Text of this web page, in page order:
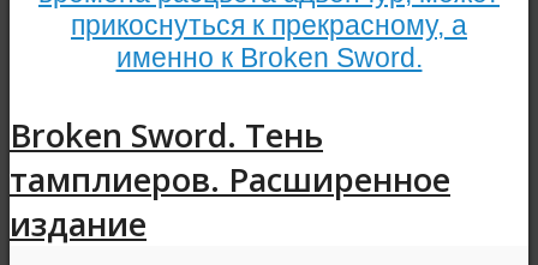
прикоснуться к прекрасному, а
именно к Broken Sword.
Broken Sword. Тень
тамплиеров. Расширенное
издание